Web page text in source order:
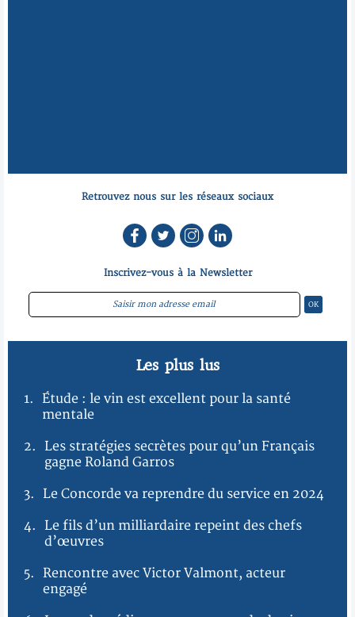
Retrouvez nous sur les réseaux sociaux
Inscrivez-vous à la Newsletter
Les plus lus
1. Étude : le vin est excellent pour la santé
mentale
2. Les stratégies secrètes pour qu’un Français
gagne Roland Garros
3. Le Concorde va reprendre du service en 2024
4. Le fils d’un milliardaire repeint des chefs
d’œuvres
5. Rencontre avec Victor Valmont, acteur
engagé